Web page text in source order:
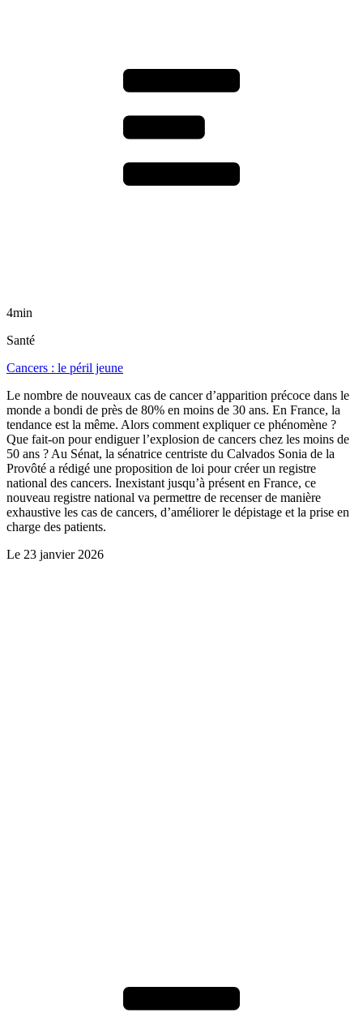
4min
Santé
Cancers : le péril jeune
Le nombre de nouveaux cas de cancer d’apparition précoce dans le
monde a bondi de près de 80% en moins de 30 ans. En France, la
tendance est la même. Alors comment expliquer ce phénomène ?
Que fait-on pour endiguer l’explosion de cancers chez les moins de
50 ans ? Au Sénat, la sénatrice centriste du Calvados Sonia de la
Provôté a rédigé une proposition de loi pour créer un registre
national des cancers. Inexistant jusqu’à présent en France, ce
nouveau registre national va permettre de recenser de manière
exhaustive les cas de cancers, d’améliorer le dépistage et la prise en
charge des patients.
Le 23 janvier 2026